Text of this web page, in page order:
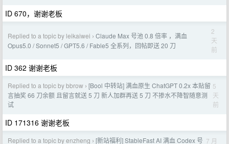
ID 670，谢谢老板
Replied to a topic by leikaiwei › Claude Max 号池 0.8 倍率 ，满血
Opus5.0 / Sonnet5 / GPT5.6 / Fable5 全系列，回帖即送 20 刀
2
天
前
ID 362 谢谢老板
Replied to a topic by bbrow › [Bool 中转站] 满血原生 ChatGPT 0.2x 本贴留
言抽奖 66 刀余额 且留言就送 5 刀 新人加群再送 5 刀 不掺水不降智随意测
试
5
天
前
ID 171316 谢谢老板
Replied to a topic by enzheng › [新站福利] StableFast AI 满血 Codex 号 7 月